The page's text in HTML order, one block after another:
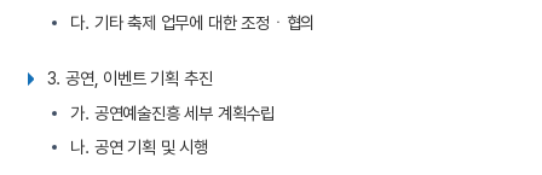
다. 기타 축제 업무에 대한 조정ㆍ협의
3. 공연, 이벤트 기획 추진
가. 공연예술진흥 세부 계획수립
나. 공연 기획 및 시행